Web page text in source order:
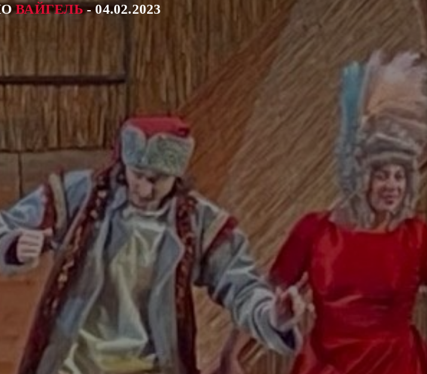
ВАЙГЕЛЬ - 04.02.2023